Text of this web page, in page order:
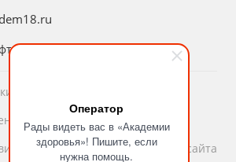
Оператор
Рады видеть вас в «Академии
здоровья»! Пишите, если
нужна помощь.
1
центр «Академия Здоровья»
Карта сайта